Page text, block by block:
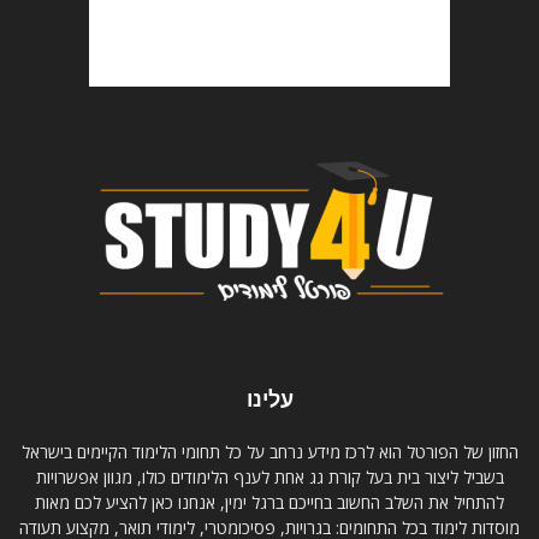
עלינו
החזון של הפורטל הוא לרכז מידע נרחב על כל תחומי הלימוד הקיימים בישראל
בשביל ליצור בית בעל קורת גג אחת לענף הלימודים כולו, מגוון אפשרויות
להתחיל את השלב החשוב בחייכם ברגל ימין, אנחנו כאן להציע לכם מאות
מוסדות לימוד בכל התחומים: בגרויות, פסיכומטרי, לימודי תואר, מקצוע תעודה